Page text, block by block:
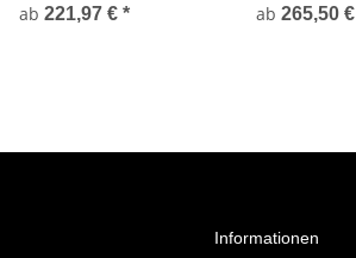
ab 221,97 € * ab 265,50 €
Informationen